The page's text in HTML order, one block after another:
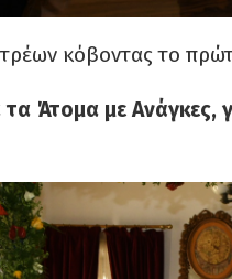
κόβοντας το
τα Άτομα με